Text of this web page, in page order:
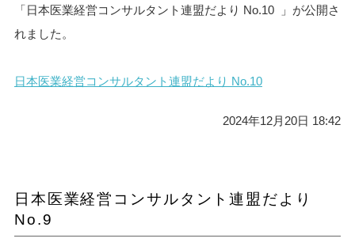
「日本医業経営コンサルタント連盟だより No.10 」が公開さ
れました。
日本医業経営コンサルタント連盟だより No.10
2024年12月20日 18:42
日本医業経営コンサルタント連盟だより
No.9